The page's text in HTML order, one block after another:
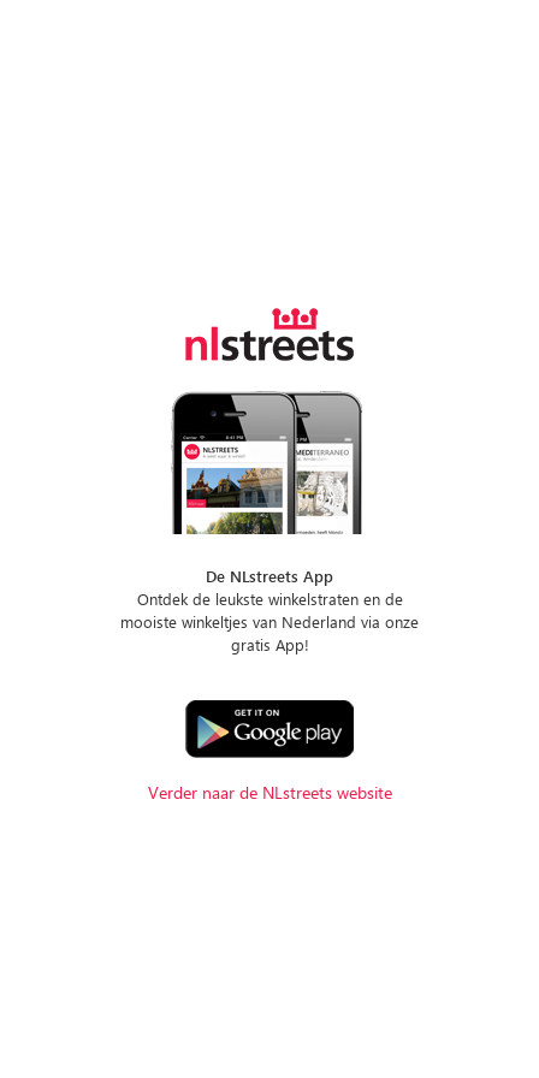
De NLstreets App
Ontdek de leukste winkelstraten en de
mooiste winkeltjes van Nederland via onze
gratis App!
Verder naar de NLstreets website